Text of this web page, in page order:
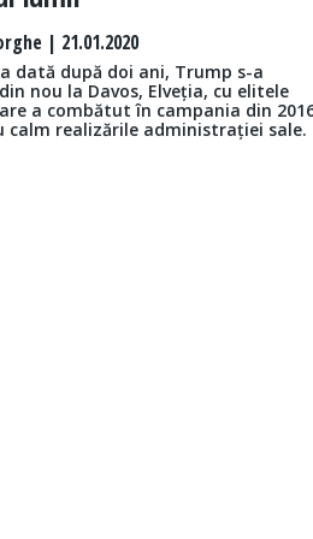
| 21.01.2020
dată după doi ani, Trump s-a
nou la Davos, Elveția, cu elitele
a combătut în campania din
calm realizările administrației sale.